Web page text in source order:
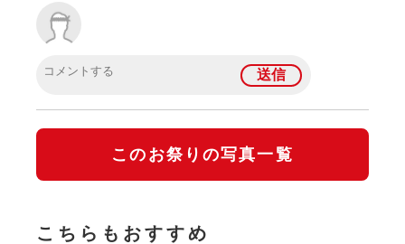
このお祭りの写真一覧
こちらもおすすめ